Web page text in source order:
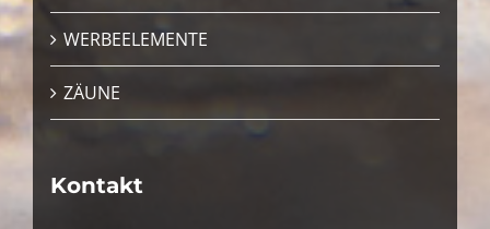
WERBEELEMENTE
ZÄUNE
Kontakt